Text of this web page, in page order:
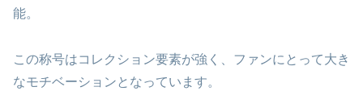
能。
この称号はコレクション要素が強く、ファンにとって大き
なモチベーションとなっています。